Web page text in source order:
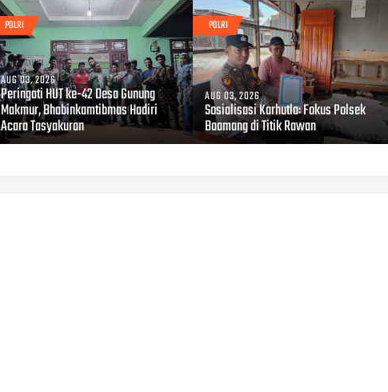
POLRI
AUG 03, 2026
Peringati HUT ke-42 Desa Gunung
Makmur, Bhabinkamtibmas Hadiri
Acara Tasyakuran
POLRI
AUG 03, 2026
Sosialisasi Karhutla: Fokus Polsek
Baamang di Titik Rawan